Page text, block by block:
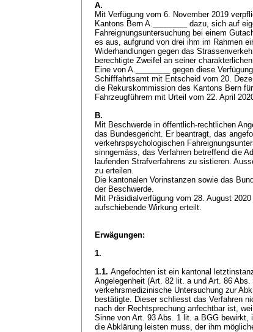
A.
Mit Verfügung vom 6. November 2019
Kantons Bern A.________ dazu, sich auf
Fahreignungsuntersuchung bei einem
es aus, aufgrund von drei ihm im Rahmen
Widerhandlungen gegen das
berechtigte Zweifel an seiner
Eine von A.________ gegen diese
Schifffahrtsamt mit Entscheid vom 20.
die Rekurskommission des Kantons Bern
Fahrzeugführern mit Urteil vom 22. April
B.
Mit Beschwerde in öffentlich-rechtlichen
das Bundesgericht. Er beantragt, das
verkehrspsychologischen
sinngemäss, das Verfahren betreffend die
laufenden Strafverfahrens zu sistieren.
zu erteilen.
Die kantonalen Vorinstanzen sowie das
der Beschwerde.
Mit Präsidialverfügung vom 28. August
aufschiebende Wirkung erteilt.
Erwägungen:
1.
1.1. Angefochten ist ein kantonal
Angelegenheit (Art. 82 lit. a und Art. 86
verkehrsmedizinische Untersuchung zur
bestätigte. Dieser schliesst das Verfahren
nach der Rechtsprechung anfechtbar ist,
Sinne von Art. 93 Abs. 1 lit. a BGG bewirkt,
die Abklärung leisten muss, der ihm